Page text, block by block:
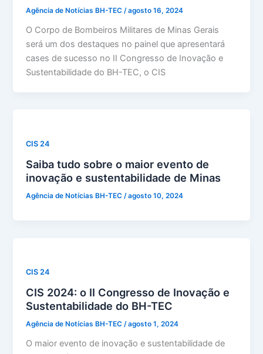
Agência de Notícias BH-TEC/agosto 16, 2024
O Corpo de Bombeiros Militares de Minas Gerais
será um dos destaques no painel que apresentará
cases de sucesso no II Congresso de Inovação e
Sustentabilidade do BH-TEC, o CIS
CIS 24
Saiba tudo sobre o maior evento de
inovação e sustentabilidade de Minas
Agência de Notícias BH-TEC /agosto 10, 2024
CIS 24
CIS 2024: o II Congresso de Inovação e
Sustentabilidade do BH-TEC
Agência de Notícias BH-TEC/agosto 1, 2024
O maior evento de inovação e sustentabilidade de